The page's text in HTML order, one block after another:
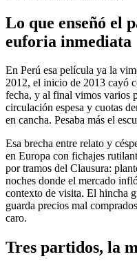
Lo que enseñó el
euforia inmediata
En Perú esa película ya la
2012, el inicio de 2013 cayó
fecha, y al final vimos varios
circulación espesa y cuotas
en cancha. Pesaba más el
Esa brecha entre relato y
en Europa con fichajes
por tramos del Clausura:
noches donde el mercado
contexto de visita. El hincha
guarda precios mal
caro.
Tres partidos, la